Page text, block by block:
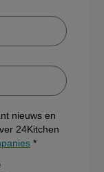
nieuws en
24Kitchen